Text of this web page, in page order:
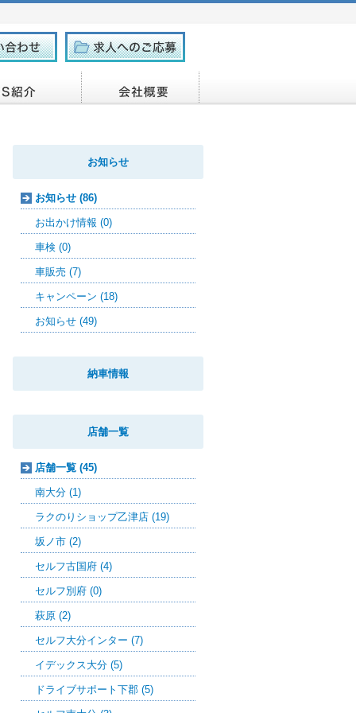
お知らせ
お知らせ (86)
お出かけ情報 (0)
車検 (0)
車販売 (7)
キャンペーン (18)
お知らせ (49)
納車情報
店舗一覧
店舗一覧 (45)
南大分 (1)
ラクのりショップ乙津店 (19)
坂ノ市 (2)
セルフ古国府 (4)
セルフ別府 (0)
萩原 (2)
セルフ大分インター (7)
イデックス大分 (5)
ドライブサポート下郡 (5)